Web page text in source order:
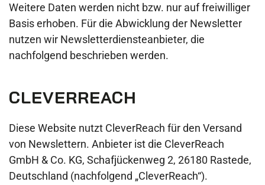
Weitere Daten werden nicht bzw. nur auf freiwilliger
Basis erhoben. Für die Abwicklung der Newsletter
nutzen wir Newsletterdiensteanbieter, die
nachfolgend beschrieben werden.
CLEVERREACH
Diese Website nutzt CleverReach für den Versand
von Newslettern. Anbieter ist die CleverReach
GmbH & Co. KG, Schafjückenweg 2, 26180 Rastede,
Deutschland (nachfolgend „CleverReach“).